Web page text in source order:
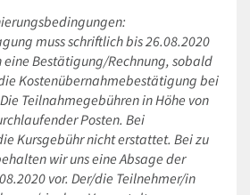
muss schriftlich bis 26.08.2020
Bestätigung/Rechnung, sobald
Kostenübernahmebestätigung bei
Teilnahmegebühren in Höhe von
Posten. Bei
Kursgebühr nicht erstattet. Bei zu
wir uns eine Absage der
vor. Der/die Teilnehmer/in